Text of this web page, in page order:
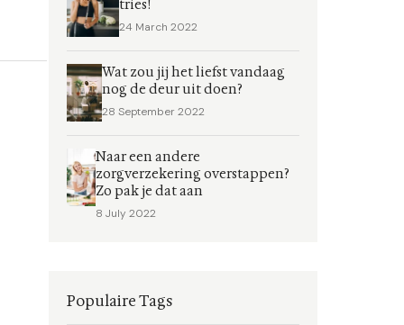
tries!
24 March 2022
Wat zou jij het liefst vandaag
nog de deur uit doen?
28 September 2022
Naar een andere
zorgverzekering overstappen?
Zo pak je dat aan
8 July 2022
Populaire Tags